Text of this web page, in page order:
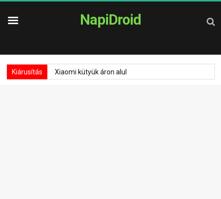
NapiDroid
Kiárusítás Xiaomi kütyük áron alul